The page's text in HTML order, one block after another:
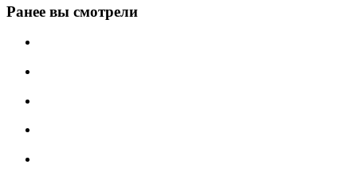
Ранее вы смотрели